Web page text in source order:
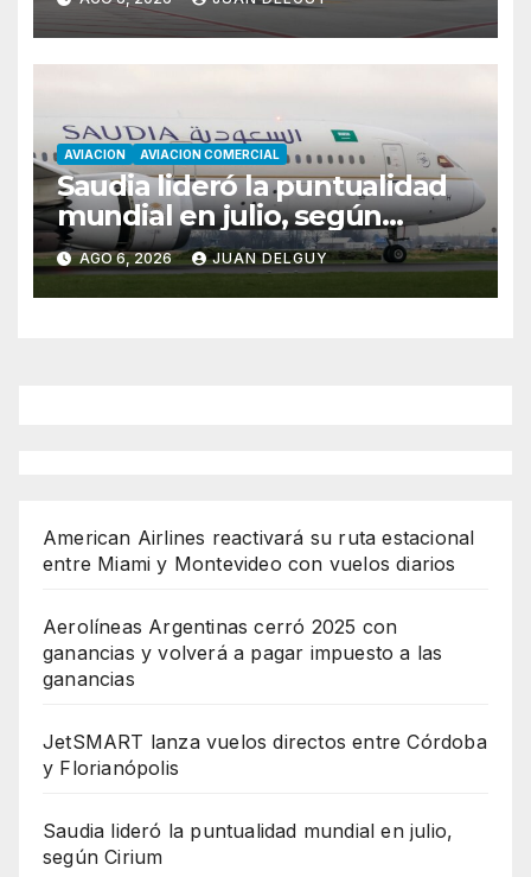
AVIACION AVIACION COMERCIAL
Saudia lideró la puntualidad
mundial en julio, según
Cirium
AGO 6, 2026 JUAN DELGUY
American Airlines reactivará su ruta estacional
entre Miami y Montevideo con vuelos diarios
Aerolíneas Argentinas cerró 2025 con
ganancias y volverá a pagar impuesto a las
ganancias
JetSMART lanza vuelos directos entre Córdoba
y Florianópolis
Saudia lideró la puntualidad mundial en julio,
según Cirium